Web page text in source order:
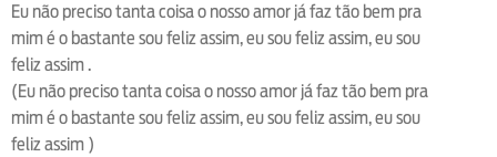
Eu não preciso tanta coisa o nosso amor já faz tão bem pra
mim é o bastante sou feliz assim, eu sou feliz assim, eu sou
feliz assim .
(Eu não preciso tanta coisa o nosso amor já faz tão bem pra
mim é o bastante sou feliz assim, eu sou feliz assim, eu sou
feliz assim )